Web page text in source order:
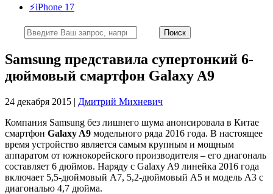
⚡️iPhone 17
Samsung представила супертонкий 6-
дюймовый смартфон Galaxy A9
24 декабря 2015 | Дмитрий Михневич
Компания Samsung без лишнего шума анонсировала в Китае
смартфон Galaxy A9 модельного ряда 2016 года. В настоящее
время устройство является самым крупным и мощным
аппаратом от южнокорейского производителя – его диагональ
составляет 6 дюймов. Наряду с Galaxy A9 линейка 2016 года
включает 5,5-дюймовый А7, 5,2-дюймовый А5 и модель А3 с
диагональю 4,7 дюйма.